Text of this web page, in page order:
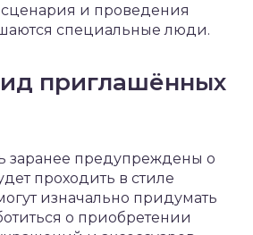
и проведения
специальные люди.
приглашённых
заранее предупреждены о
проходить в стиле
изначально придумать
о приобретении